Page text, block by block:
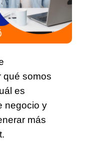
qué somos
es
negocio y
más